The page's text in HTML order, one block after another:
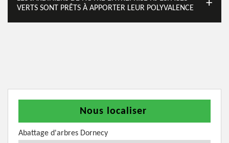
VERTS SONT PRÊTS À APPORTER LEUR POLYVALENCE
Nous localiser
Abattage d'arbres Dornecy